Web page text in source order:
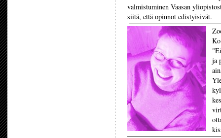
valmistuminen Vaasan
siitä, että opinnot edistyisivät.
ja